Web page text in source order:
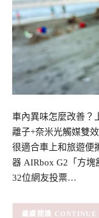
車內異味怎麼改善？
離子+奈米光觸媒雙
很適合車上和旅遊便
器 AIRbox G2「方塊
32位網友投票…
CONTINUE